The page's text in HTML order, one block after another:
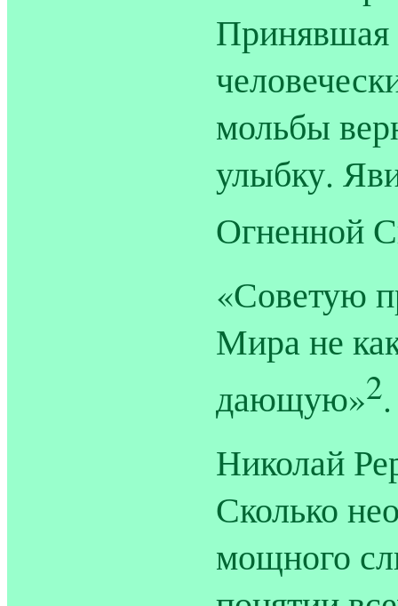
Принявшая
мольбы
улыбку.
Огненной
«Советую
Мира не
дающую»2.
Николай
Сколько
мощного